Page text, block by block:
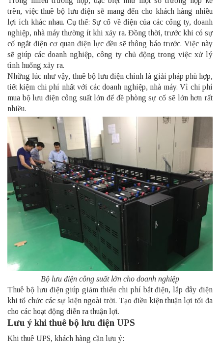
trên, việc thuê bộ lưu điện sẽ mang đến cho khách hàng nhiều
lợi ích khác nhau. Cụ thể: Sự cố về điện của các công ty, doanh
nghiệp, nhà máy thường ít khi xảy ra. Đồng thời, trước khi có sự
cố ngắt điện cơ quan điện lực đều sẽ thông báo trước. Việc này
sẽ giúp các doanh nghiệp, công ty chủ động trong việc xử lý
tình huống xảy ra.
Những lúc như vậy, thuê bộ lưu điện chính là giải pháp phù hợp,
tiết kiệm chi phí nhất với các doanh nghiệp, nhà máy. Vì chi phí
mua bộ lưu điện công suất lớn để đề phòng sự cố sẽ lớn hơn rất
nhiều.
Bộ lưu điện công suất lớn cho doanh nghiệp
Thuê bộ lưu điện giúp giảm thiểu chi phí bắt điện, lắp dây điện
khi tổ chức các sự kiện ngoài trời. Tạo điều kiện thuận lợi tối đa
cho các hoạt động diễn ra thuận lợi.
Lưu ý khi thuê bộ lưu điện UPS
Khi thuê UPS, khách hàng cần lưu ý: